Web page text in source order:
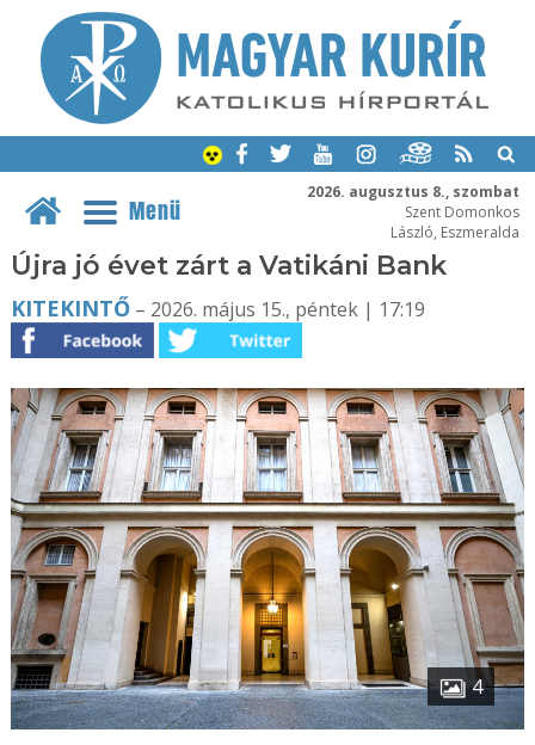
2026. augusztus 8., szombat
Szent Domonkos
László, Eszmeralda
Menü
Újra jó évet zárt a Vatikáni Bank
KITEKINTŐ– 2026. május 15., péntek | 17:19
4